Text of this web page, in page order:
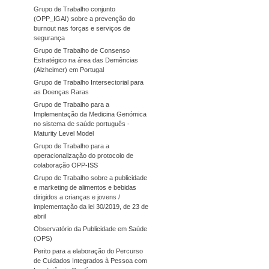
Grupo de Trabalho conjunto
(OPP_IGAI) sobre a prevenção do
burnout nas forças e serviços de
segurança
Grupo de Trabalho de Consenso
Estratégico na área das Demências
(Alzheimer) em Portugal
Grupo de Trabalho Intersectorial para
as Doenças Raras
Grupo de Trabalho para a
Implementação da Medicina Genómica
no sistema de saúde português -
Maturity Level Model
Grupo de Trabalho para a
operacionalização do protocolo de
colaboração OPP-ISS
Grupo de Trabalho sobre a publicidade
e marketing de alimentos e bebidas
dirigidos a crianças e jovens /
implementação da lei 30/2019, de 23 de
abril
Observatório da Publicidade em Saúde
(OPS)
Perito para a elaboração do Percurso
de Cuidados Integrados à Pessoa com